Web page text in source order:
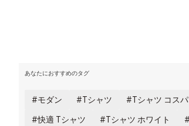
あなたにおすすめのタグ
モダン Tシャツ Tシャツ コスパ
快適 Tシャツ
Tシャツ ホワイト